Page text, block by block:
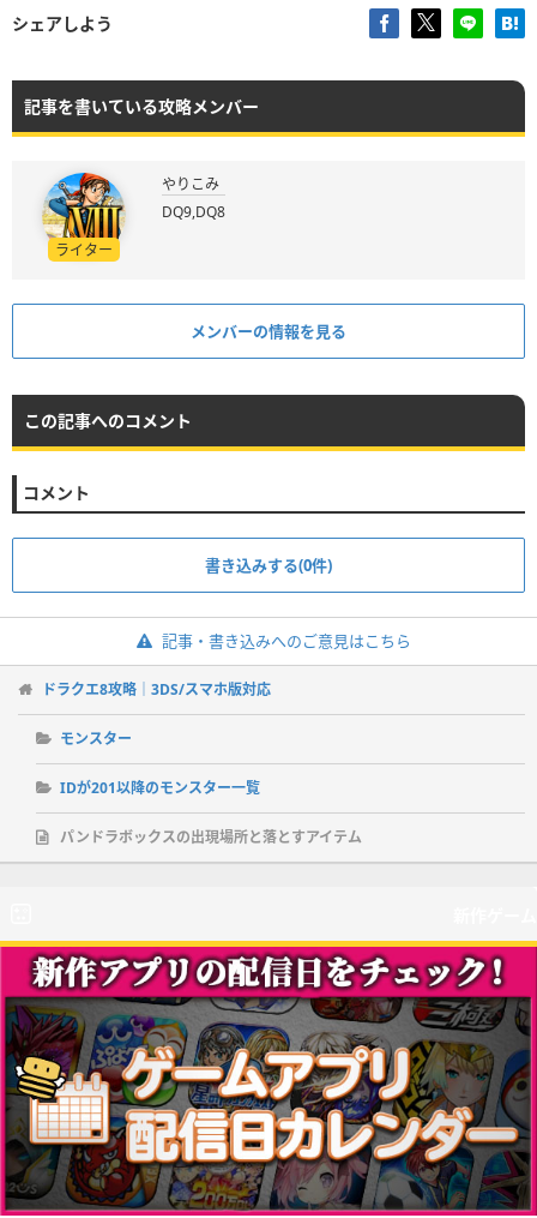
シェアしよう
記事を書いている攻略メンバー
ライター
やりこみ
DQ9,DQ8
メンバーの情報を見る
この記事へのコメント
コメント
書き込みする(0件)
記事・書き込みへのご意見はこちら
ドラクエ8攻略｜3DS/スマホ版対応
モンスター
IDが201以降のモンスター一覧
パンドラボックスの出現場所と落とすアイテム